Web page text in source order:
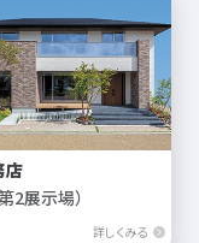
店
2展示場）
詳しくみる